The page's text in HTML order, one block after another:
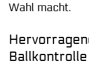
Wahl macht.
Ballkontrolle